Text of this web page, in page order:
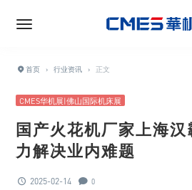
首页 › 行业资讯 › 正文
CMES华机展|佛山国际机床展
国产火花机厂家上海
力解决业内难题
2025-02-14 0